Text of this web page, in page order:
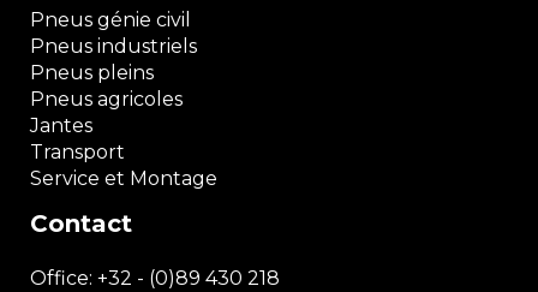
Contact
Office: +32 - (0)89 430 218
Pneus génie civil
Pneus industriels
Pneus pleins
Pneus agricoles
Jantes
Transport
Service et Montage